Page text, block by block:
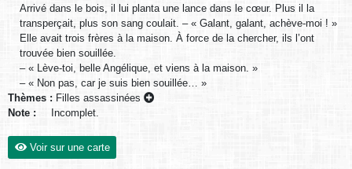
Arrivé dans le bois, il lui planta une lance dans le cœur. Plus il la
transperçait, plus son sang coulait. – « Galant, galant, achève-moi ! »
Elle avait trois frères à la maison. À force de la chercher, ils l’ont
trouvée bien souillée.
– « Lève-toi, belle Angélique, et viens à la maison. »
– « Non pas, car je suis bien souillée… »
Thèmes : Filles assassinées
Note :
Incomplet.
Voir sur une carte